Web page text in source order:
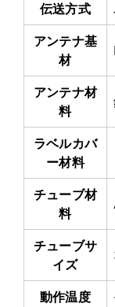
伝送方式
アンテナ基
材
アンテナ材
料
ラベルカバ
ー材料
チューブ材
料
チューブサ
イズ
動作温度